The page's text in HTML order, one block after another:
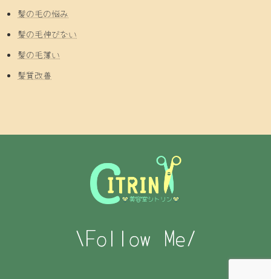
髪の毛の悩み
髪の毛伸びない
髪の毛薄い
髪質改善
\Follow Me/